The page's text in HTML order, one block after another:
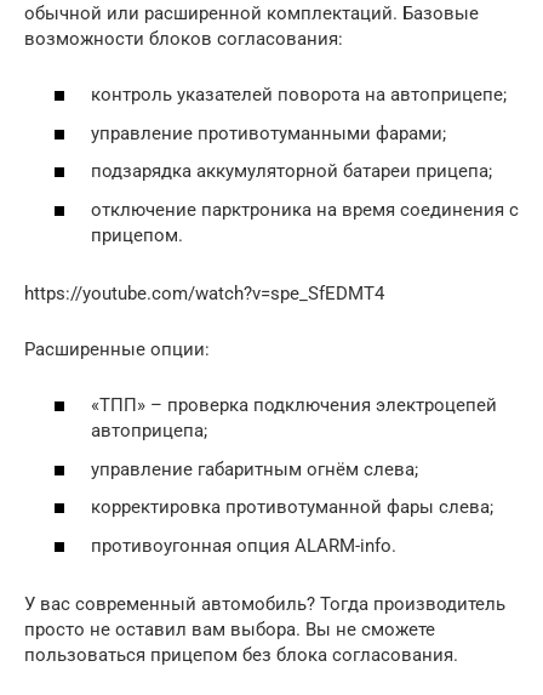
обычной или расширенной комплектаций. Базовые
возможности блоков согласования:
контроль указателей поворота на автоприцепе;
управление противотуманными фарами;
подзарядка аккумуляторной батареи прицепа;
отключение парктроника на время соединения с
прицепом.
https://youtube.com/watch?v=spe_SfEDMT4
Расширенные опции:
«ТПП» – проверка подключения электроцепей
автоприцепа;
управление габаритным огнём слева;
корректировка противотуманной фары слева;
противоугонная опция ALARM-info.
У вас современный автомобиль? Тогда производитель
просто не оставил вам выбора. Вы не сможете
пользоваться прицепом без блока согласования.